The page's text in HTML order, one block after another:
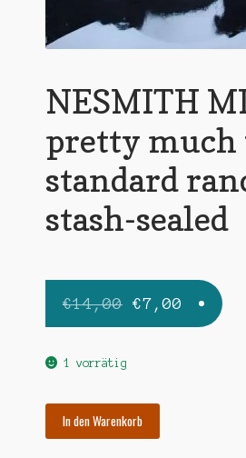
NESMITH
pretty much
standard
stash-sealed
€14,00
Preis
€7,00
Preis
1 vorrätig
In den Warenkorb